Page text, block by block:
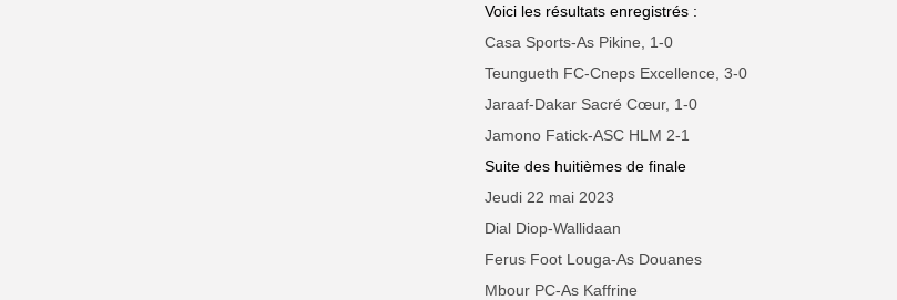
Voici les résultats enregistrés :
Casa Sports-As Pikine, 1-0
Teungueth FC-Cneps Excellence, 3-0
Jaraaf-Dakar Sacré Cœur, 1-0
Jamono Fatick-ASC HLM 2-1
Suite des huitièmes de finale
Jeudi 22 mai 2023
Dial Diop-Wallidaan
Ferus Foot Louga-As Douanes
Mbour PC-As Kaffrine